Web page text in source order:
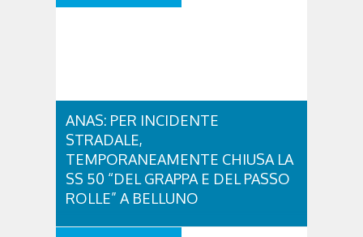
ANAS: PER INCIDENTE
STRADALE,
TEMPORANEAMENTE CHIUSA LA
SS 50 “DEL GRAPPA E DEL PASSO
ROLLE” A BELLUNO